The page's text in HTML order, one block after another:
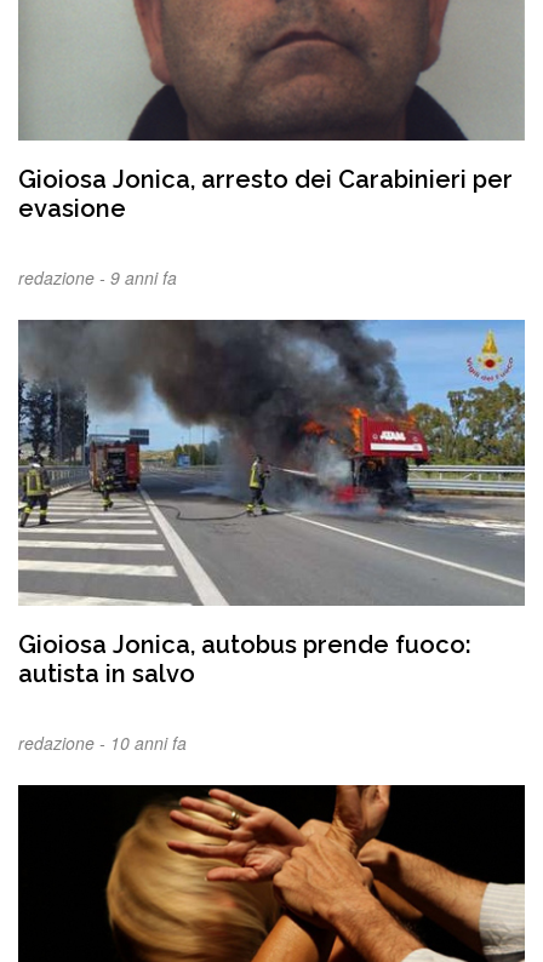
Gioiosa Jonica, arresto dei Carabinieri per
evasione
redazione - 9 anni fa
Gioiosa Jonica, autobus prende fuoco:
autista in salvo
redazione - 10 anni fa